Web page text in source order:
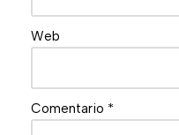
Web
Comentario *